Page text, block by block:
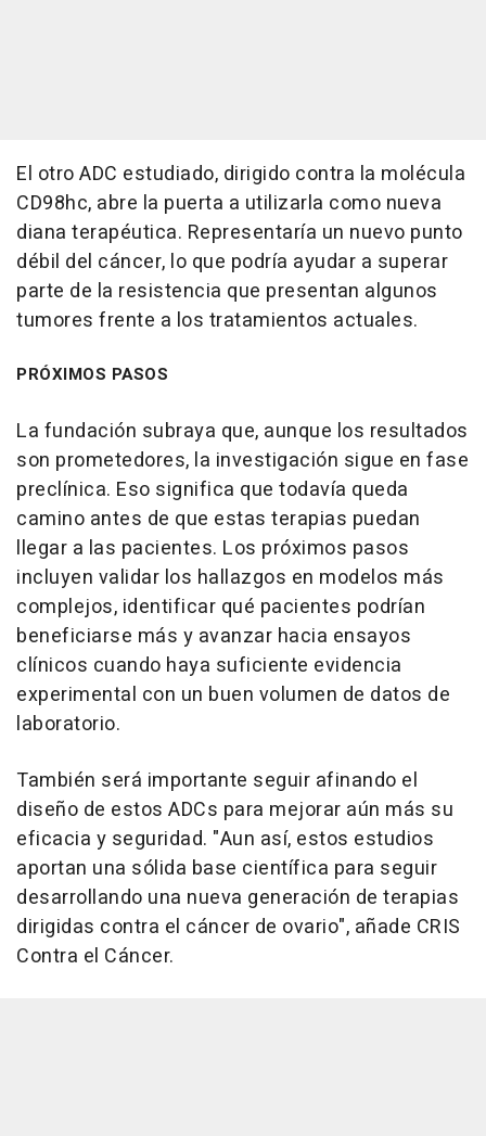
El otro ADC estudiado, dirigido contra la molécula
CD98hc, abre la puerta a utilizarla como nueva
diana terapéutica. Representaría un nuevo punto
débil del cáncer, lo que podría ayudar a superar
parte de la resistencia que presentan algunos
tumores frente a los tratamientos actuales.
PRÓXIMOS PASOS
La fundación subraya que, aunque los resultados
son prometedores, la investigación sigue en fase
preclínica. Eso significa que todavía queda
camino antes de que estas terapias puedan
llegar a las pacientes. Los próximos pasos
incluyen validar los hallazgos en modelos más
complejos, identificar qué pacientes podrían
beneficiarse más y avanzar hacia ensayos
clínicos cuando haya suficiente evidencia
experimental con un buen volumen de datos de
laboratorio.
También será importante seguir afinando el
diseño de estos ADCs para mejorar aún más su
eficacia y seguridad. "Aun así, estos estudios
aportan una sólida base científica para seguir
desarrollando una nueva generación de terapias
dirigidas contra el cáncer de ovario", añade CRIS
Contra el Cáncer.